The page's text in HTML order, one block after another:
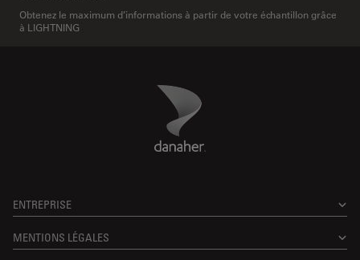
Obtenez le maximum d’informations à partir de votre échantillon grâce
à LIGHTNING
Danaher Logo
ENTREPRISE
MENTIONS LÉGALES